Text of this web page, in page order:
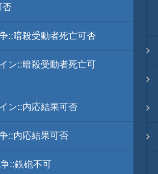
フォント入替
各種エディタ
MOD･開発環境
否
::暗殺受動者死亡可否
ン::暗殺受動者死亡可
ン::内応結果可否
::内応結果可否
::鉄砲不可
テキストデータ
テキストデータ
キャプチャーMod
系Mod